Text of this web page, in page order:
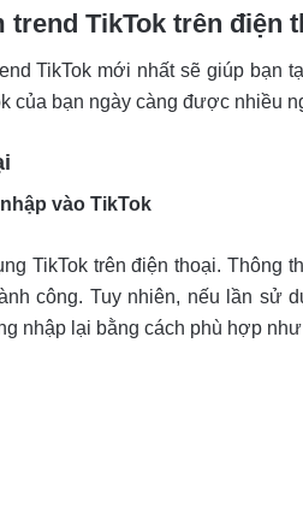
trend TikTok trên điện
TikTok mới nhất sẽ giúp bạn
của bạn ngày càng được nhiều
vào TikTok
TikTok trên điện thoại. Thông
công. Tuy nhiên, nếu lần sử
nhập lại bằng cách phù hợp